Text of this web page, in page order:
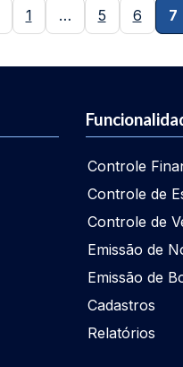
1 … 5 6 7
Controle
Controle de
Controle de
Emissão de
Emissão de
Cadastros
Relatórios